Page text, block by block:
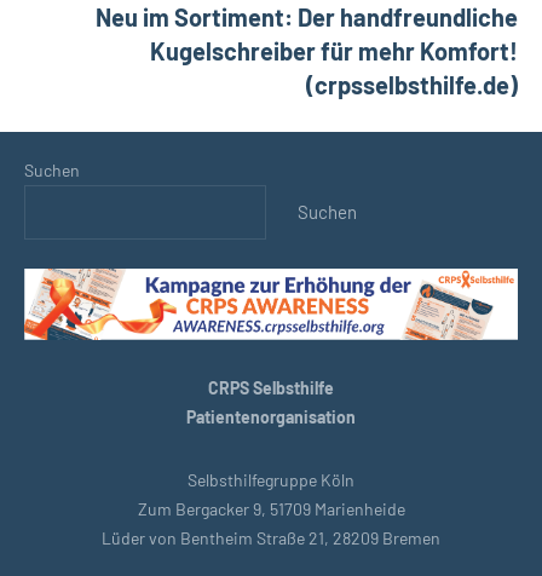
Neu im Sortiment: Der handfreundliche
Kugelschreiber für mehr Komfort!
(crpsselbsthilfe.de)
Suchen
Suchen
CRPS Selbsthilfe
Patientenorganisation
Selbsthilfegruppe Köln
Zum Bergacker 9, 51709 Marienheide
Lüder von Bentheim Straße 21, 28209 Bremen